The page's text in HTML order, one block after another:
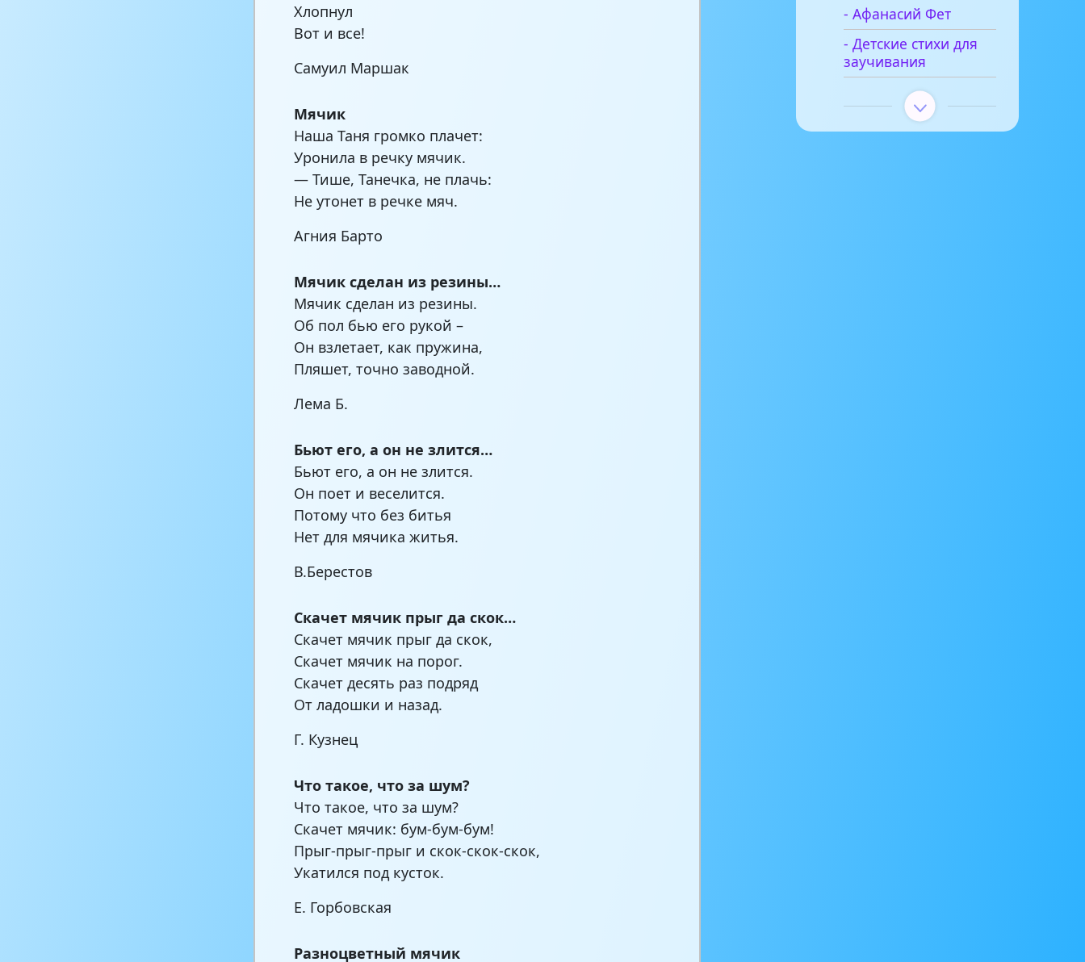
Хлопнул
Вот и все!
Самуил Маршак
Мячик
Наша Таня громко плачет:
Уронила в речку мячик.
— Тише, Танечка, не плачь:
Не утонет в речке мяч.
Агния Барто
Мячик сделан из резины…
Мячик сделан из резины.
Об пол бью его рукой –
Он взлетает, как пружина,
Пляшет, точно заводной.
Лема Б.
Бьют его, а он не злится…
Бьют его, а он не злится.
Он поет и веселится.
Потому что без битья
Нет для мячика житья.
В.Берестов
Скачет мячик прыг да скок…
Скачет мячик прыг да скок,
Скачет мячик на порог.
Скачет десять раз подряд
От ладошки и назад.
Г. Кузнец
Что такое, что за шум?
Что такое, что за шум?
Скачет мячик: бум-бум-бум!
Прыг-прыг-прыг и скок-скок-скок,
Укатился под кусток.
Е. Горбовская
Разноцветный мячик
- Афанасий Фет
- Детские стихи для
заучивания